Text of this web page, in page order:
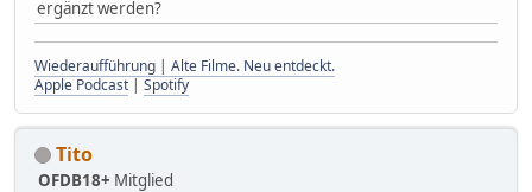
ergänzt werden?
Wiederaufführung | Alte Filme. Neu entdeckt.
Apple Podcast | Spotify
Tito
OFDB18+ Mitglied